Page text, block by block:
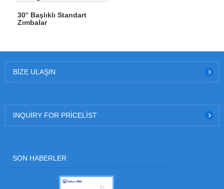
30° Başlıklı Standart
Zımbalar
BIZE ULAŞIN
INQUIRY FOR PRICELIST
SON HABERLER